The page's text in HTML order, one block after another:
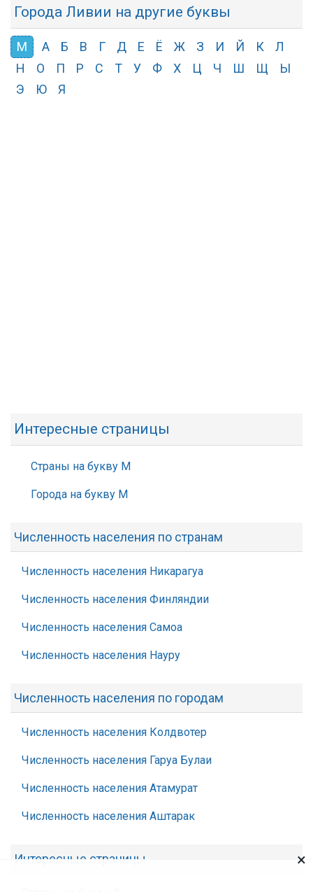
Города Ливии на другие буквы
М А Б В Г Д Е Ё Ж З И Й К
Л
Н
О П Р С Т У Ф Х Ц Ч Ш Щ
Ы
Э
Ю Я
Интересные страницы
Страны на букву М
Города на букву М
Численность населения по странам
Численность населения Никарагуа
Численность населения Финляндии
Численность населения Самоа
Численность населения Науру
Численность населения по городам
Численность населения Колдвотер
Численность населения Гаруа Булаи
Численность населения Атамурат
Численность населения Аштарак
Интересные страницы ×